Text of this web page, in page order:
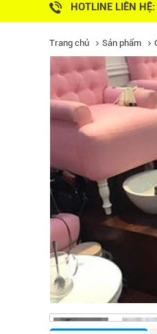
HOTLINE LIÊN
Trang chủ Sản phẩm